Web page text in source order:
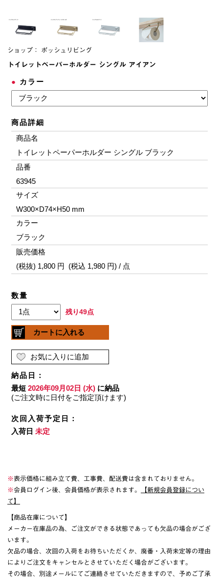
ショップ： ポッシュリビング
トイレットペーパーホルダー シングル アイアン
※表示価格に組み立て費、工事費、配送費は含まれておりません。
※会員ログイン後、会員価格が表示されます。
【新規会員登録につい
て】
【商品在庫について】
メーカー在庫品の為、ご注文ができる状態であっても欠品の場合がござ
います。
欠品の場合、次回の入荷をお待ちいただくか、廃番・入荷未定等の理由
によりご注文をキャンセルとさせていただく場合がございます。
その場合、別途メールにてご連絡させていただきますので、予めご了承